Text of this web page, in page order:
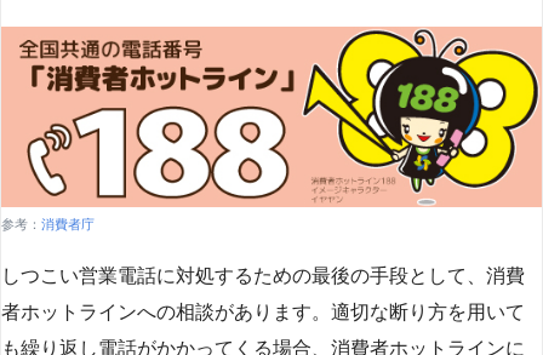
参考： 消費者庁
しつこい営業電話に対処するための最後の手段として、消費
者ホットラインへの相談があります。適切な断り方を用いて
も繰り返し電話がかかってくる場合、消費者ホットラインに